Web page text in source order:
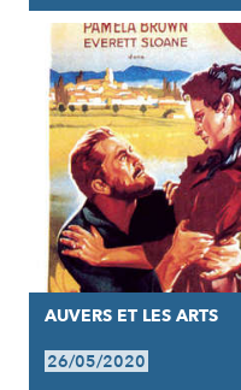
AUVERS ET LES ARTS
26/05/2020